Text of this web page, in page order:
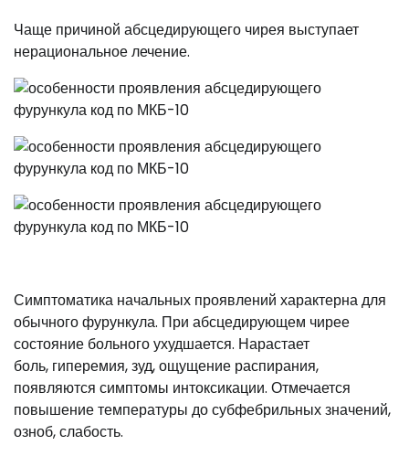
Чаще причиной абсцедирующего чирея выступает
нерациональное лечение.
Симптоматика начальных проявлений характерна для
обычного фурункула. При абсцедирующем чирее
состояние больного ухудшается. Нарастает
боль, гиперемия, зуд, ощущение распирания,
появляются симптомы интоксикации. Отмечается
повышение температуры до субфебрильных значений,
озноб, слабость.